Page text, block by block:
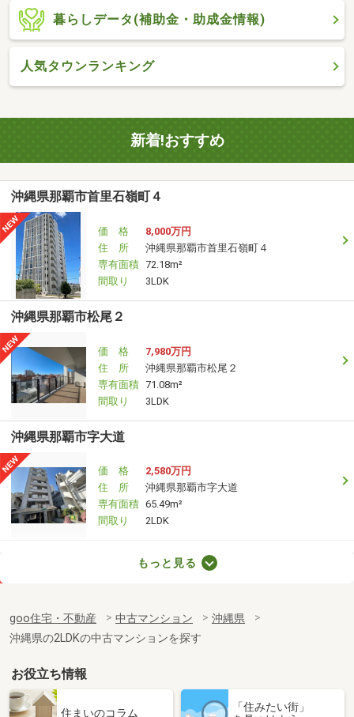
暮らしデータ(補助金・助成金情報)
人気タウンランキング
新着!おすすめ
沖縄県那覇市首里石嶺町４
価 格
8,000万円
住 所
沖縄県那覇市首里石嶺町４
専有面積 72.18m²
間取り
3LDK
沖縄県那覇市松尾２
価 格
7,980万円
住 所
沖縄県那覇市松尾２
専有面積 71.08m²
間取り
3LDK
沖縄県那覇市字大道
価 格
2,580万円
住 所
沖縄県那覇市字大道
専有面積 65.49m²
間取り
2LDK
沖縄県中頭郡西原町字小那覇
専有面積 70.67m²
間取り
2LDK
沖縄県那覇市旭町
価 格
5,380万円
もっと見る
goo住宅・不動産 中古マンション
沖縄県
沖縄県の2LDKの中古マンションを探す
お役立ち情報
住まいのコラム
「住みたい街」